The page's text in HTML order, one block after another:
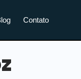
Contato